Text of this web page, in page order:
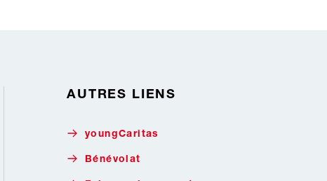
AUTRES LIENS
youngCaritas
Bénévolat